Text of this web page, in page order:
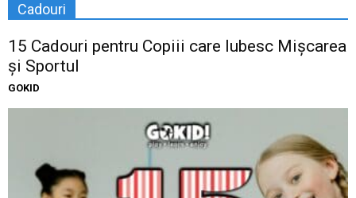
Cadouri
15 Cadouri pentru Copiii care Iubesc Mișcarea
și Sportul
GOKID